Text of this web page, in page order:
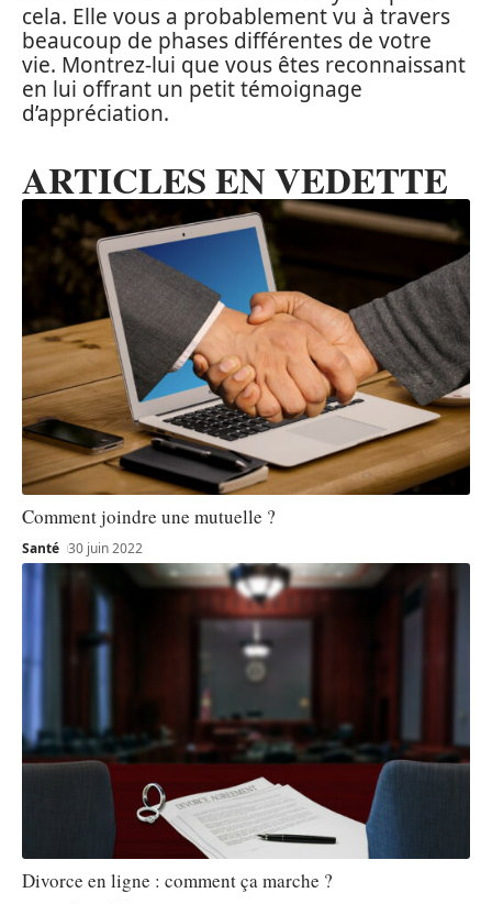
cela. Elle vous a probablement vu à travers
beaucoup de phases différentes de votre
vie. Montrez-lui que vous êtes reconnaissant
en lui offrant un petit témoignage
d’appréciation.
ARTICLES EN VEDETTE
Comment joindre une mutuelle ?
Santé 30 juin 2022
Divorce en ligne : comment ça marche ?